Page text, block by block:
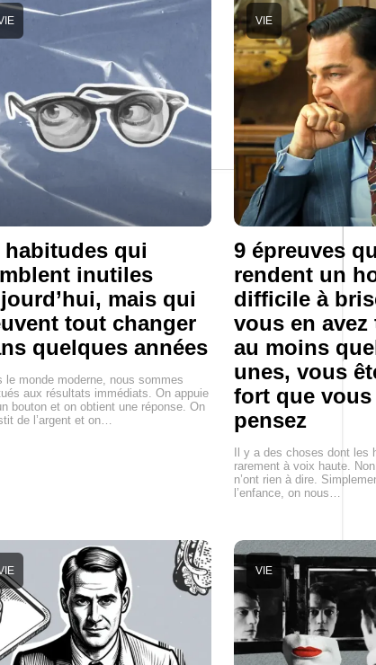
habitudes qui
inutiles
mais qui
tout changer
quelques années
le monde moderne, nous sommes
aux résultats immédiats. On appuie
bouton et on obtient une réponse. On
de l’argent et on…
9 épreuves
rendent un
difficile à
vous en avez
au moins
unes, vous
fort que vous
pensez
VIE
Il y a des choses dont les
rarement à voix haute.
n’ont rien à dire.
l’enfance, on nous…
VIE